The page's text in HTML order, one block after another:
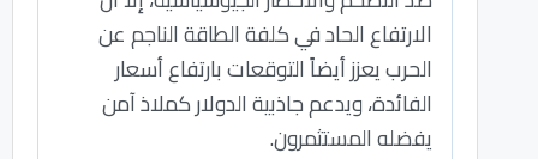
الارتفاع الحاد في كلفة الطاقة الناجم عن
الحرب يعزز أيضاً التوقعات بارتفاع أسعار
الفائدة، ويدعم جاذبية الدولار كملاذ آمن
يفضله المستثمرون.